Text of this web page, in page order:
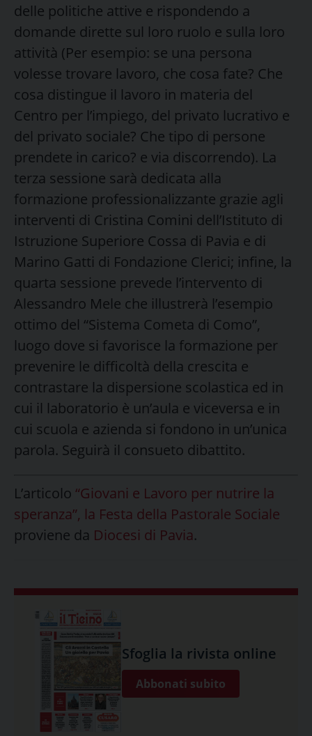
delle politiche attive e rispondendo a
domande dirette sul loro ruolo e sulla loro
attività (Per esempio: se una persona
volesse trovare lavoro, che cosa fate? Che
cosa distingue il lavoro in materia del
Centro per l’impiego, del privato lucrativo e
del privato sociale? Che tipo di persone
prendete in carico? e via discorrendo). La
terza sessione sarà dedicata alla
formazione professionalizzante grazie agli
interventi di Cristina Comini dell’Istituto di
Istruzione Superiore Cossa di Pavia e di
Marino Gatti di Fondazione Clerici; infine, la
quarta sessione prevede l’intervento di
Alessandro Mele che illustrerà l’esempio
ottimo del “Sistema Cometa di Como”,
luogo dove si favorisce la formazione per
prevenire le difficoltà della crescita e
contrastare la dispersione scolastica ed in
cui il laboratorio è un’aula e viceversa e in
cui scuola e azienda si fondono in un’unica
parola. Seguirà il consueto dibattito.
L’articolo “Giovani e Lavoro per nutrire la
speranza”, la Festa della Pastorale Sociale
proviene da Diocesi di Pavia.
Sfoglia la rivista online
Abbonati subito